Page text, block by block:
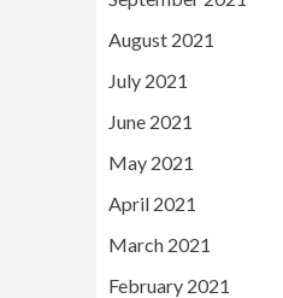
August 2021
July 2021
June 2021
May 2021
April 2021
March 2021
February 2021